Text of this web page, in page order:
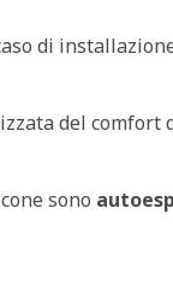
di
del comfort
sono